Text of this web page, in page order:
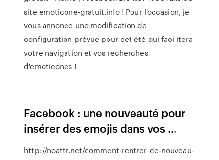
site emoticone-gratuit.info ! Pour l'occasion, je
vous annonce une modification de
configuration prévue pour cet été qui facilitera
votre navigation et vos recherches
d'emoticones !
Facebook : une nouveauté pour
insérer des emojis dans vos ...
http://noattr.net/comment-rentrer-de-nouveau-